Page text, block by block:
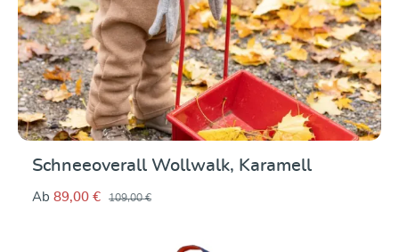
Schneeoverall Wollwalk, Karamell
Ab 89,00 € 109,00 €